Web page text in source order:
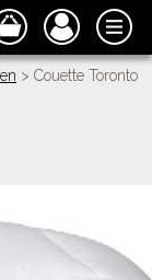
> Couette Toronto